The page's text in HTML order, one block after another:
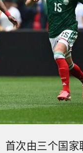
次由三个国家